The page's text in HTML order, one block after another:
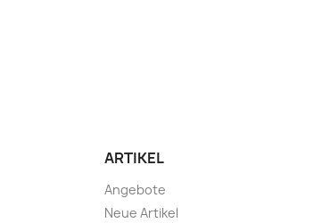
ARTIKEL
Angebote
Neue Artikel